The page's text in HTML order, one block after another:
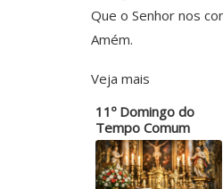
Que o Senhor nos
Amém.
Veja mais
11º Domingo do
Tempo Comum